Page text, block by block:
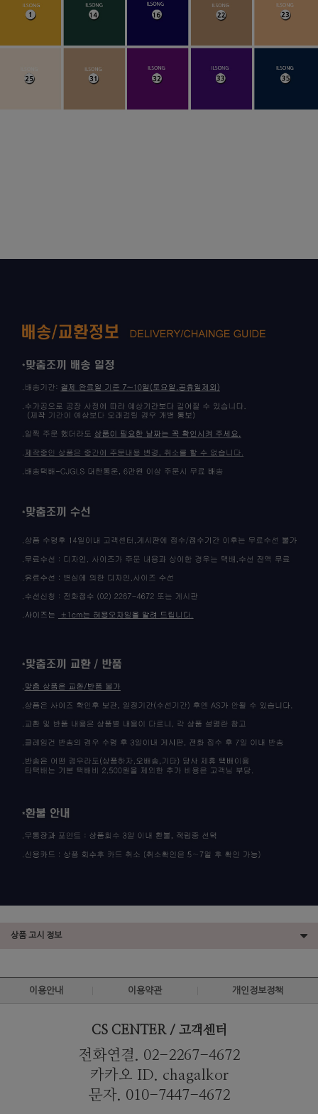
상품 고시 정보
이용안내 이용약관 개인정보정책
CS CENTER / 고객센터
전화연결. 02-2267-4672
카카오 ID. chagalkor
문자. 010-7447-4672